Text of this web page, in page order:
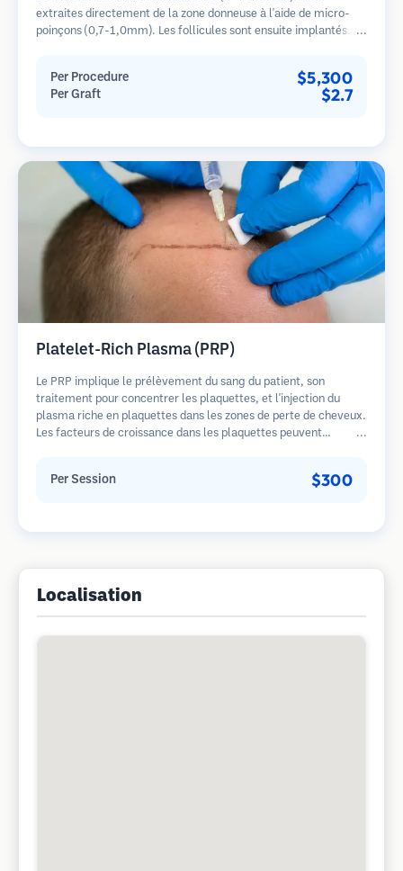
extraites directement de la zone donneuse à l'aide de micro-
poinçons (0,7-1,0mm). Les follicules sont ensuite implantés
guérison plus rapide par rapport aux méthodes de prélèvement
en bandelette.
Per Procedure $5,300
Per Graft $2.7
Platelet-Rich Plasma (PRP)
Le PRP implique le prélèvement du sang du patient, son
traitement pour concentrer les plaquettes, et l'injection du
plasma riche en plaquettes dans les zones de perte de cheveux.
Les facteurs de croissance dans les plaquettes peuvent
Plusieurs séances sont généralement nécessaires.
Per Session $300
Localisation